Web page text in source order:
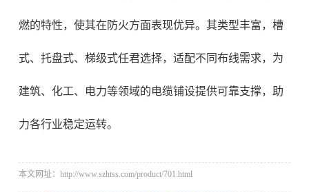
燃的特性，使其在防火方面表现优异。其类型丰富，槽
式、托盘式、梯级式任君选择，适配不同布线需求，为
建筑、化工、电力等领域的电缆铺设提供可靠支撑，助
力各行业稳定运转。
本文网址：http://www.szhtss.com/product/701.html